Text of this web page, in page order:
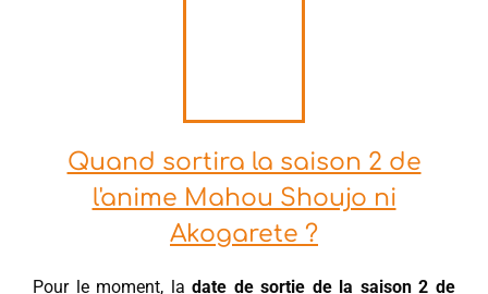
Quand sortira la saison 2 de
l'anime Mahou Shoujo ni
Akogarete ?
Pour le moment, ladate de sortie de la saison 2 de